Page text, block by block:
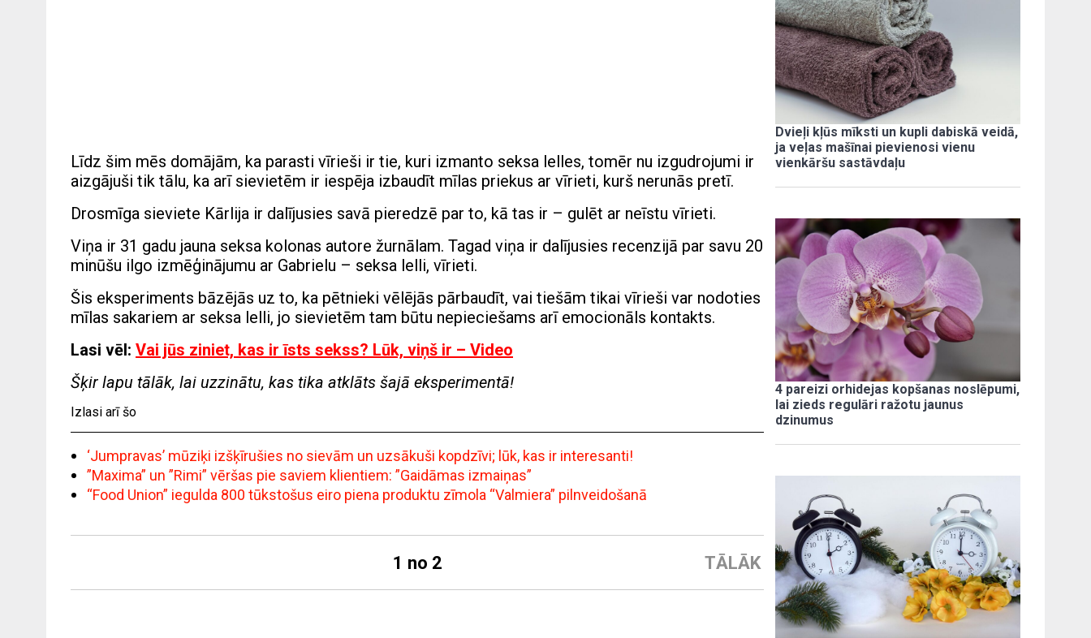
Līdz šim mēs domājām, ka parasti vīrieši ir tie, kuri izmanto seksa lelles, tomēr nu izgudrojumi ir
aizgājuši tik tālu, ka arī sievietēm ir iespēja izbaudīt mīlas priekus ar vīrieti, kurš nerunās pretī.
Drosmīga sieviete Kārlija ir dalījusies savā pieredzē par to, kā tas ir – gulēt ar neīstu vīrieti.
Viņa ir 31 gadu jauna seksa kolonas autore žurnālam. Tagad viņa ir dalījusies recenzijā par savu 20
minūšu ilgo izmēģinājumu ar Gabrielu – seksa lelli, vīrieti.
Šis eksperiments bāzējās uz to, ka pētnieki vēlējās pārbaudīt, vai tiešām tikai vīrieši var nodoties
mīlas sakariem ar seksa lelli, jo sievietēm tam būtu nepieciešams arī emocionāls kontakts.
Lasi vēl: Vai jūs ziniet, kas ir īsts sekss? Lūk, viņš ir – Video
Šķir lapu tālāk, lai uzzinātu, kas tika atklāts šajā eksperimentā!
Izlasi arī šo
‘Jumpravas’ mūziķi izšķīrušies no sievām un uzsākuši kopdzīvi; lūk, kas ir interesanti!
”Maxima” un ”Rimi” vēršas pie saviem klientiem: ”Gaidāmas izmaiņas”
“Food Union” iegulda 800 tūkstošus eiro piena produktu zīmola “Valmiera” pilnveidošanā
TĀLĀK
1 no 2
Dvieļi kļūs mīksti un kupli dabiskā veidā,
ja veļas mašīnai pievienosi vienu
vienkāršu sastāvdaļu
4 pareizi orhidejas kopšanas noslēpumi,
lai zieds regulāri ražotu jaunus
dzinumus